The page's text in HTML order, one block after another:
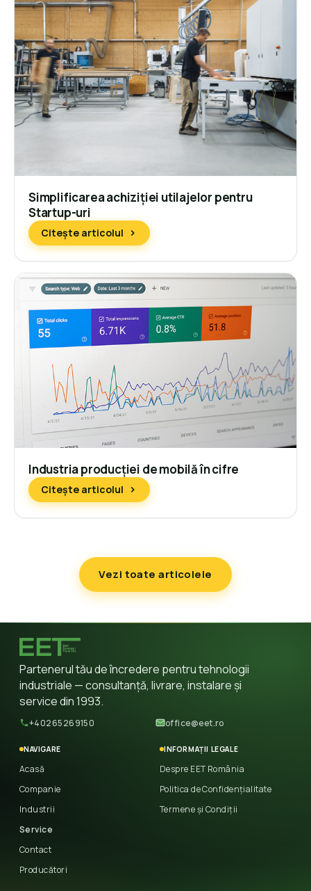
Simplificarea achiziției utilajelor pentru
Startup-uri
Citește articolul
Industria producției de mobilă în cifre
Citește articolul
Vezi toate articolele
Partenerul tău de încredere pentru tehnologii
industriale — consultanță, livrare, instalare și
service din 1993.
+40265269150 office@eet.ro
NAVIGARE
Acasă
Companie
Industrii
Service
Contact
Producători
INFORMAȚII LEGALE
Despre EET România
Politica de Confidențialitate
Termene și Condiții